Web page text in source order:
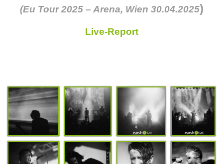
(Eu Tour 2025 – Arena, Wien 30.04.2025)
Live-Report